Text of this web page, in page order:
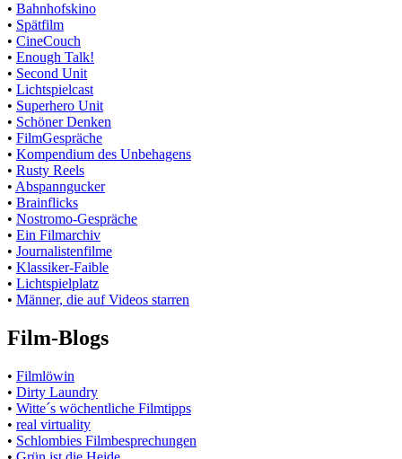
• Bahnhofskino
• Spätfilm
• CineCouch
• Enough Talk!
• Second Unit
• Lichtspielcast
• Superhero Unit
• Schöner Denken
• FilmGespräche
• Kompendium des Unbehagens
• Rusty Reels
• Abspanngucker
• Brainflicks
• Nostromo-Gespräche
• Ein Filmarchiv
• Journalistenfilme
• Klassiker-Faible
• Lichtspielplatz
• Männer, die auf Videos starren
Film-Blogs
• Filmlöwin
• Dirty Laundry
• Witte´s wöchentliche Filmtipps
• real virtuality
• Schlombies Filmbesprechungen